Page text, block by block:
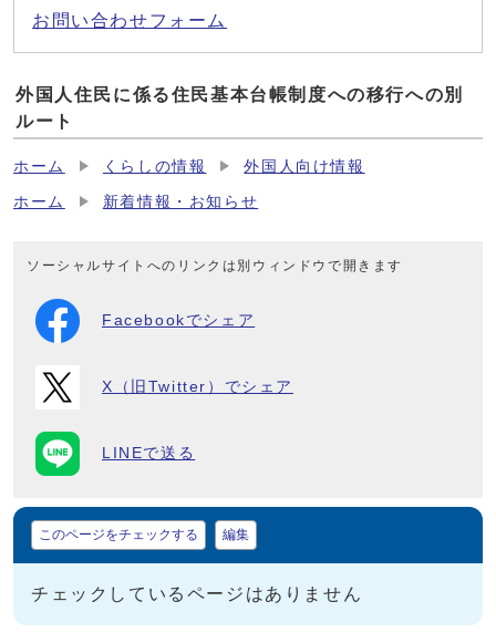
お問い合わせフォーム
外国人住民に係る住民基本台帳制度への移行への別
ルート
ホーム くらしの情報 外国人向け情報
ホーム 新着情報・お知らせ
ソーシャルサイトへのリンクは別ウィンドウで開きます
Facebookでシェア
X（旧Twitter）でシェア
LINEで送る
マイページ
このページをチェックする 編集
チェックしているページはありません